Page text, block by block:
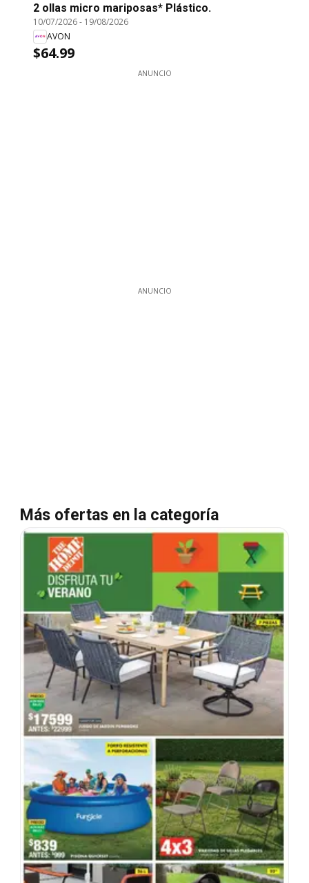
2 ollas micro mariposas* Plástico.
10/07/2026- 19/08/2026
AVON
$64.99
ANUNCIO
ANUNCIO
Más ofertas en la categoría